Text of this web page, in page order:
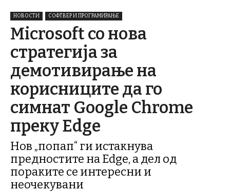
НОВОСТИ СОФТВЕР И ПРОГРАМИРАЊЕ
Microsoft со нова
стратегија за
демотивирање на
корисниците да го
симнат Google Chrome
преку Edge
Нов „попап“ ги истакнува
предностите на Edge, а дел од
пораките се интересни и
неочекувани